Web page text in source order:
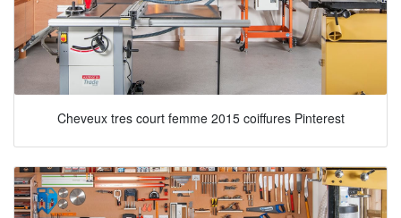
Cheveux tres court femme 2015 coiffures Pinterest